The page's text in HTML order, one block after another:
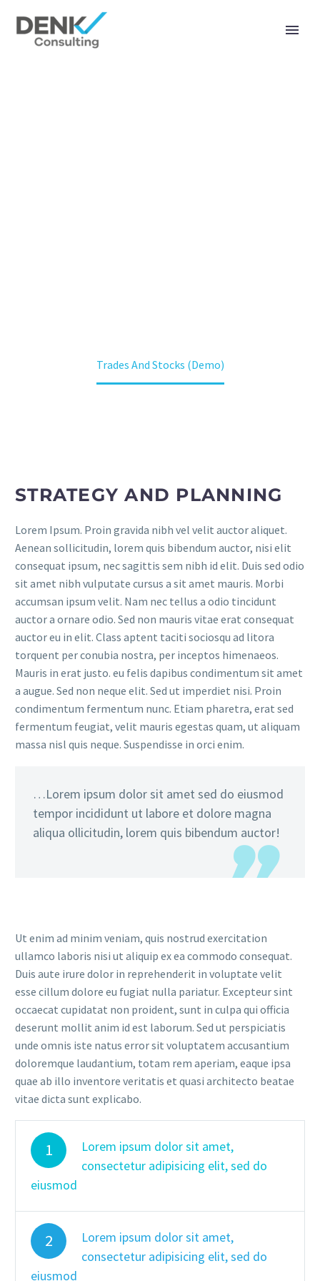
Trades And Stocks (Demo)
STRATEGY AND PLANNING
Lorem Ipsum. Proin gravida nibh vel velit auctor aliquet.
Aenean sollicitudin, lorem quis bibendum auctor, nisi elit
consequat ipsum, nec sagittis sem nibh id elit. Duis sed odio
sit amet nibh vulputate cursus a sit amet mauris. Morbi
accumsan ipsum velit. Nam nec tellus a odio tincidunt
auctor a ornare odio. Sed non mauris vitae erat consequat
auctor eu in elit. Class aptent taciti sociosqu ad litora
torquent per conubia nostra, per inceptos himenaeos.
Mauris in erat justo. eu felis dapibus condimentum sit amet
a augue. Sed non neque elit. Sed ut imperdiet nisi. Proin
condimentum fermentum nunc. Etiam pharetra, erat sed
fermentum feugiat, velit mauris egestas quam, ut aliquam
massa nisl quis neque. Suspendisse in orci enim.
…Lorem ipsum dolor sit amet sed do eiusmod
tempor incididunt ut labore et dolore magna
aliqua ollicitudin, lorem quis bibendum auctor!
Ut enim ad minim veniam, quis nostrud exercitation
ullamco laboris nisi ut aliquip ex ea commodo consequat.
Duis aute irure dolor in reprehenderit in voluptate velit
esse cillum dolore eu fugiat nulla pariatur. Excepteur sint
occaecat cupidatat non proident, sunt in culpa qui officia
deserunt mollit anim id est laborum. Sed ut perspiciatis
unde omnis iste natus error sit voluptatem accusantium
doloremque laudantium, totam rem aperiam, eaque ipsa
quae ab illo inventore veritatis et quasi architecto beatae
vitae dicta sunt explicabo.
1
Lorem ipsum dolor sit amet,
consectetur adipisicing elit, sed do
eiusmod
2
Lorem ipsum dolor sit amet,
consectetur adipisicing elit, sed do
eiusmod